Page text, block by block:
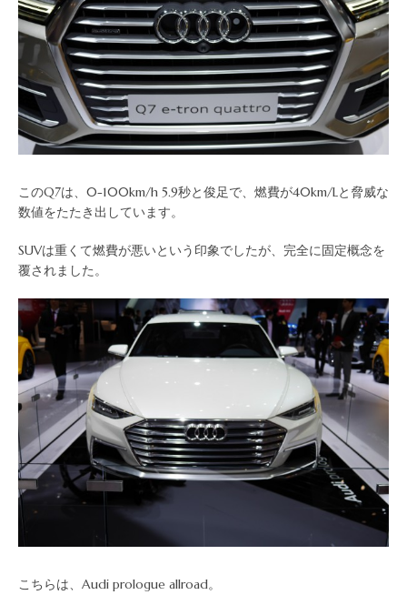
このQ7は、0-100km/h 5.9秒と俊足で、燃費が40km/Lと脅威な
数値をたたき出しています。
SUVは重くて燃費が悪いという印象でしたが、完全に固定概念を
覆されました。
こちらは、Audi prologue allroad。